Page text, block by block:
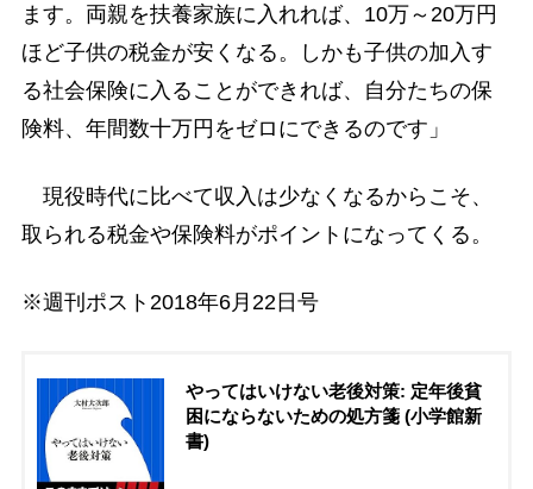
ます。両親を扶養家族に入れれば、10万～20万円
ほど子供の税金が安くなる。しかも子供の加入す
る社会保険に入ることができれば、自分たちの保
険料、年間数十万円をゼロにできるのです」
現役時代に比べて収入は少なくなるからこそ、
取られる税金や保険料がポイントになってくる。
※週刊ポスト2018年6月22日号
やってはいけない老後対策: 定年後貧
困にならないための処方箋 (小学館新
書)